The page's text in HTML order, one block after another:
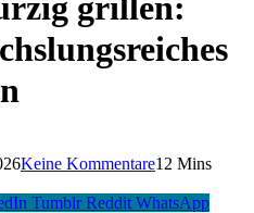
grillen:
Keine Kommentare12 Mins
Tumblr Reddit WhatsApp